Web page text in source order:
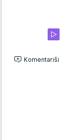
Komentariši